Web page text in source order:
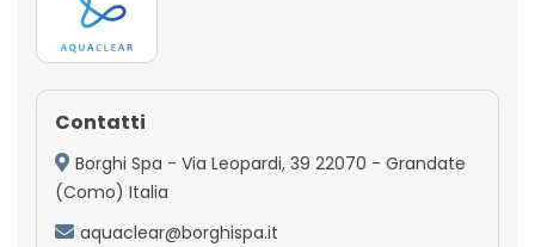
Contatti
Borghi Spa - Via Leopardi, 39 22070 - Grandate
(Como) Italia
aquaclear@borghispa.it